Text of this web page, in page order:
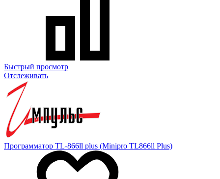
Быстрый просмотр
Отслеживать
Программатор TL-866ll plus (Minipro TL866ll Plus)